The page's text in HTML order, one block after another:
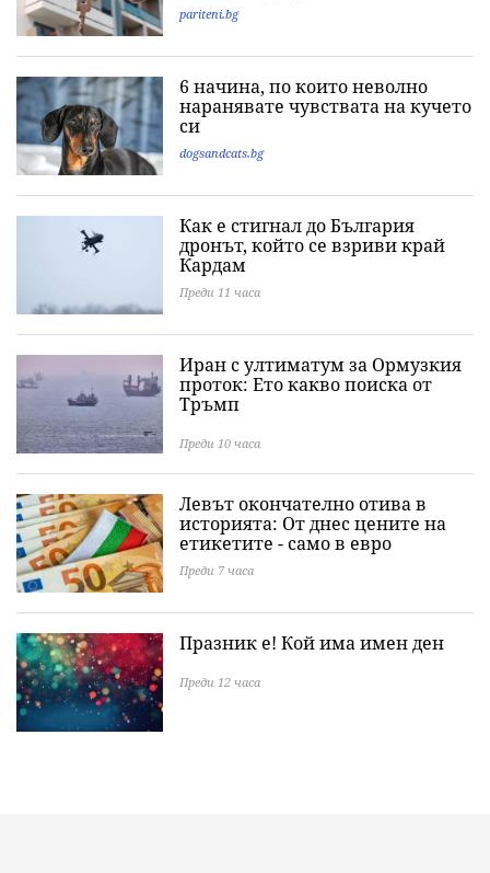
pariteni.bg
6 начина, по които неволно
наранявате чувствата на кучето
си
dogsandcats.bg
Как е стигнал до България
дронът, който се взриви край
Кардам
Преди 11 часа
Иран с ултиматум за Ормузкия
проток: Ето какво поиска от
Тръмп
Преди 10 часа
Левът окончателно отива в
историята: Oт днес цените на
етикетите - само в евро
Преди 7 часа
Празник е! Кой има имен ден
Преди 12 часа